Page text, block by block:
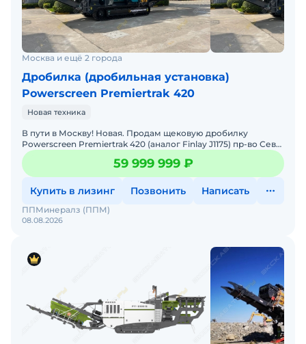
Москва и ещё 2 города
Дробилка (дробильная установка)
Powerscreen Premiertrak 420
Новая техника
В пути в Москву! Новая. Продам щековую дробилку
Powerscreen Premiertrak 420 (аналог Finlay J1175) пр-во Сев
Ирландия, производительностью до 450 т/ч, Очень удоб
59 999 999 ₽
Купить в лизинг Позвонить Написать
08.08.2026
ППМинералз (ППМ)